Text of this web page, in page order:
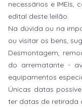
necessários e
edital deste leilão.
Na dúvida ou na
ou visitar os bens,
Desmontagem,
do arrematante -
equipamentos
Únicas datas
ter datas de retirada